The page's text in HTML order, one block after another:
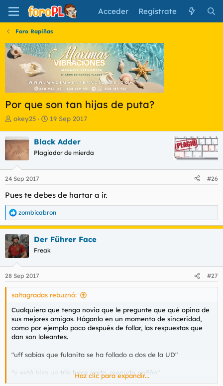
Acceder Regístrate
Foro Rapiñas
Por que son tan hijas de puta?
I
i
c
i
a
d
o
d
e
l
t
e
m
a
okey25
F
h
a
e
i
c
i
o
19 Sep 2017
Black Adder
Plagiador de mierda
24 Sep 2017 #26
Pues te debes de hartar a ir.
R
e
a
c
c
i
e
s
zombicabron
Der Führer Face
Freak
28 Sep 2017 #27
saltagradas rebuznó:
Cualquiera que tenga novia que le pregunte que qué opina de
sus mejores amigas. Háganlo en un momento de sinceridad,
como por ejemplo poco después de follar, las respuestas que
dan son loleantes.
"uff sabías que fulanita se ha follado a dos de la UD"
"y está hizo un trío hace nada, menudo golfón"
Haz clic para expandir...